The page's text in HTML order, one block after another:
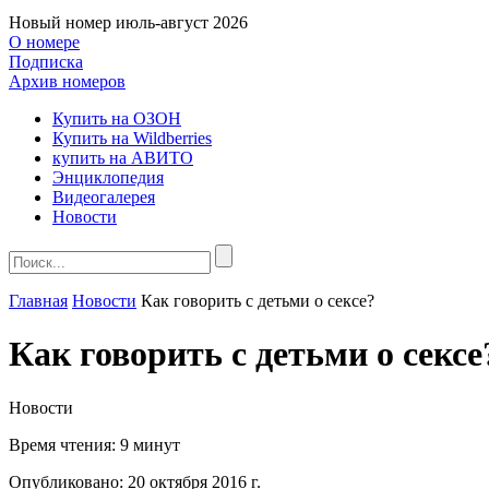
Новый номер июль-август 2026
О номере
Подписка
Архив номеров
Купить на ОЗОН
Купить на Wildberries
купить на АВИТО
Энциклопедия
Видеогалерея
Новости
Главная Новости Как говорить с детьми о сексе?
Как говорить с детьми о
Новости
Время чтения: 9 минут
Опубликовано: 20 октября 2016 г.